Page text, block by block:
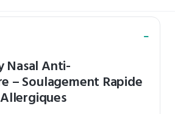
Nasal Anti-
– Soulagement Rapide